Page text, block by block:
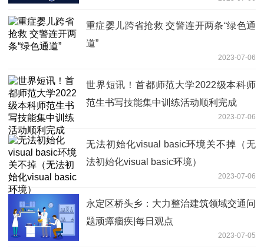
重症婴儿跨省抢救 交警连开两条“绿色通
道”
2023-07-06
世界短讯！首都师范大学2022级本科师
范生书写技能集中训练活动顺利完成
2023-07-06
无法初始化visual basic环境关不掉（无
法初始化visual basic环境）
2023-07-06
永定区桥头乡：大力整治建筑领域交通问
题顽瘴痼疾|每日观点
2023-07-05